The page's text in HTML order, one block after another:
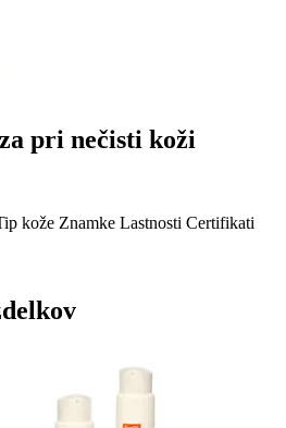
pri nečisti koži
kože Znamke Lastnosti Certifikati